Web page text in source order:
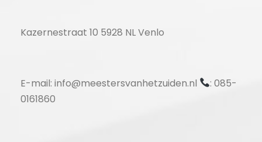
Kazernestraat 10 5928 NL Venlo
E-mail: info@meestersvanhetzuiden.nl
: 085-
0161860